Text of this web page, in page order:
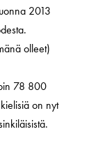
2013
olleet)
78 800
on nyt